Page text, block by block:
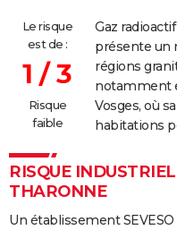
Le risque
est de :
1 / 3
Risque
faible
Gaz
présente un
régions
notamment
Vosges, où
habitations
RISQUE
THARONNE
Un établissement